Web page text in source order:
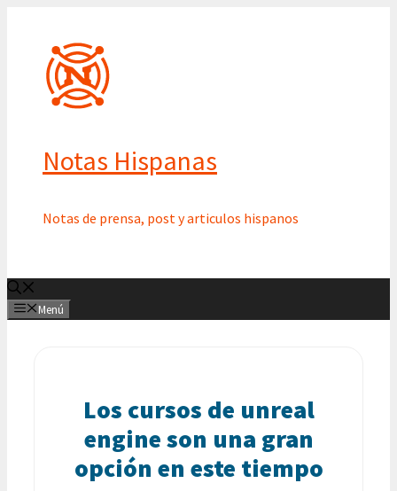
contenido
Notas Hispanas
Notas de prensa, post y articulos hispanos
Menú
Los cursos de unreal
engine son una gran
opción en este tiempo